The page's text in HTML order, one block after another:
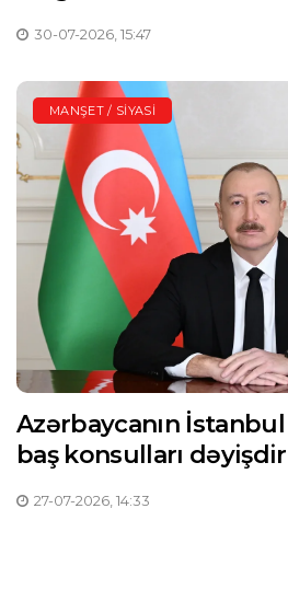
30-07-2026, 15:47
MANŞET / SIYASI
Azərbaycanın İstanbul
baş konsulları
27-07-2026, 14:33